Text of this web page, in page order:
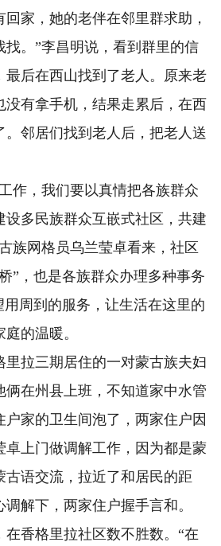
家，她的老伴在邻里群求助，
找。”李昌明说，看到群里的信
最后在西山找到了老人。原来老
没有拿手机，结果走累后，在西
。邻居们找到老人后，把老人送
，我们要以真情把各族群众
设多民族群众互嵌式社区，共建
族网格员乌兰莹卓看来，社区
”，也是各族群众办理多种事务
用周到的服务，让生活在这里的
的温暖。
拉三期居住的一对蒙古族夫妇
俩在州县上班，不知道家中水管
家的卫生间泡了，两家住户因
卓上门做调解工作，因为都是蒙
古语交流，拉近了和居民的距
解下，两家住户握手言和。
香格里拉社区数不胜数。“在